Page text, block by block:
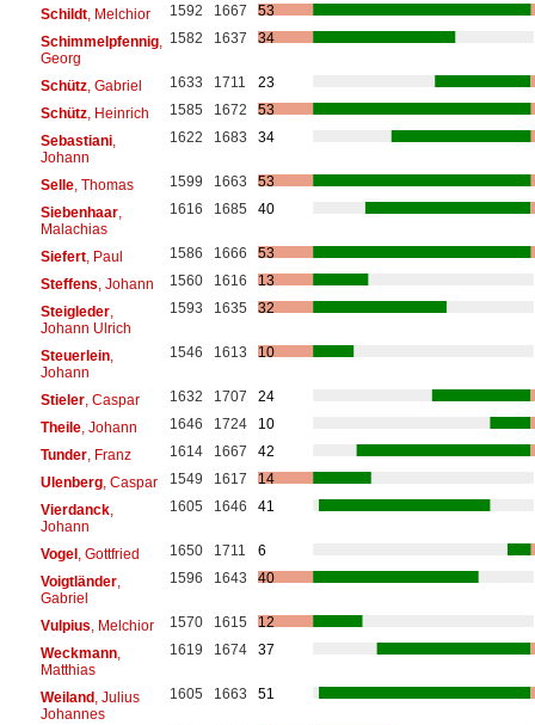
Schildt, Melchior 1592 1667
53
Schimmelpfennig,
Georg
1582 1637 34
Schütz, Gabriel 1633 1711
23
Schütz, Heinrich 1585 1672
53
Sebastiani,
Johann
1622 1683 34
Selle, Thomas 1599 1663
53
Siebenhaar,
Malachias
1616 1685 40
Siefert, Paul 1586 1666
53
Steffens , Johann 1560 1616
13
Steigleder,
Johann Ulrich
1593 1635 32
Steuerlein,
Johann
1546 1613 10
Stieler, Caspar 1632 1707
24
Theile, Johann 1646 1724
10
Tunder, Franz 1614 1667
42
Ulenberg, Caspar 1549 1617
14
Vierdanck,
Johann
1605 1646 41
Vogel, Gottfried 1650 1711
6
Voigtländer,
Gabriel
1596 1643 40
Vulpius , Melchior 1570 1615
12
Weckmann,
Matthias
1619 1674 37
Weiland, Julius
Johannes
1605 1663 51